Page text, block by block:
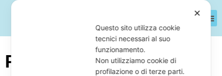
Pignoramento Conto
✕
Questo sito utilizza cookie
tecnici necessari al suo
funzionamento.
Non utilizziamo cookie di
profilazione o di terze parti.